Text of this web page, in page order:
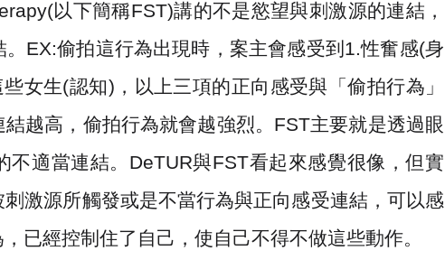
以下簡稱FST)講的不是慾望與刺激源的連結，
EX:偷拍這行為出現時，案主會感受到 1.性奮感(身
女生(認知) ，以上三項的正向感受與「偷拍行為」
越高，偷拍行為就會越強烈。 FST主要就是透過眼
適當連結。 DeTUR與FST看起來感覺很像，但實
激源所觸發或是不當行為與正向感受連結，可以感
已經控制住了自己，使自己不得不做這些動作。